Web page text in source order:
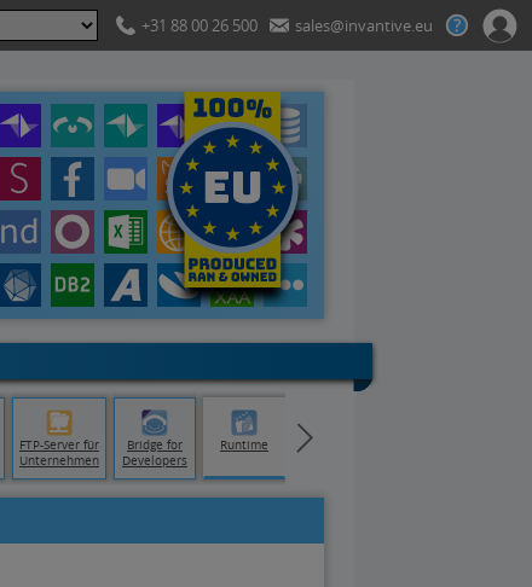
+31 88 00 26 500 sales@invantive.eu
FTP-Server für
Unternehmen
Bridge for
Developers
Runtime